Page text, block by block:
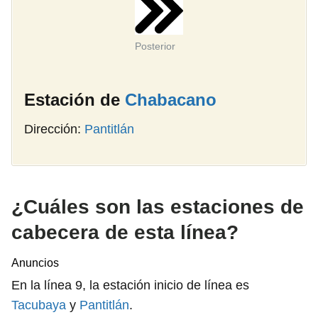
Posterior
Estación de Chabacano
Dirección: Pantitlán
¿Cuáles son las estaciones de
cabecera de esta línea?
Anuncios
En la línea 9, la estación inicio de línea es
Tacubaya y Pantitlán.